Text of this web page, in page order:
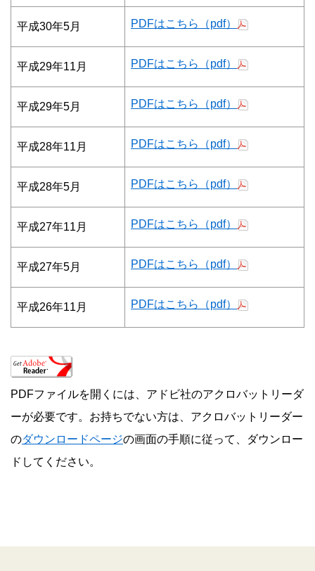
平成30年5月 PDFはこちら（pdf）
平成29年11月 PDFはこちら（pdf）
平成29年5月 PDFはこちら（pdf）
平成28年11月 PDFはこちら（pdf）
平成28年5月 PDFはこちら（pdf）
平成27年11月 PDFはこちら（pdf）
平成27年5月 PDFはこちら（pdf）
平成26年11月 PDFはこちら（pdf）
PDFファイルを開くには、アドビ社のアクロバットリーダ
ーが必要です。お持ちでない方は、アクロバットリーダー
のダウンロードページの画面の手順に従って、ダウンロー
ドしてください。